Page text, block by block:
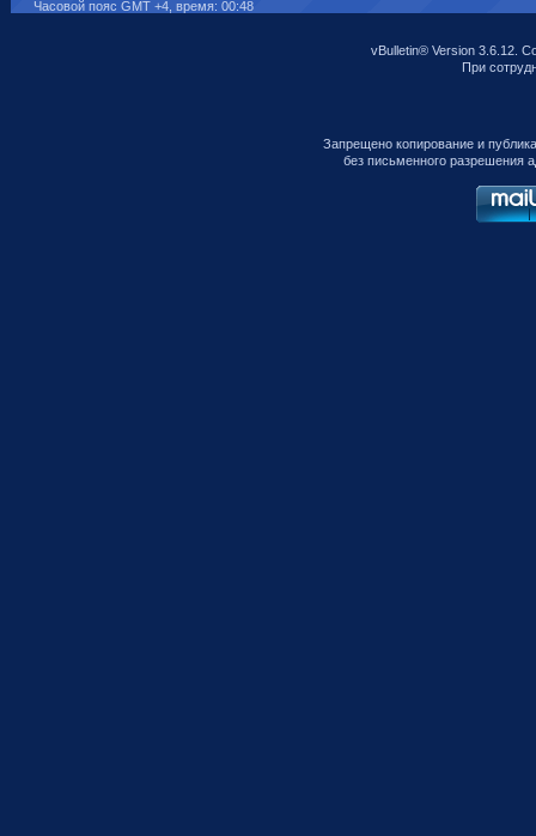
Часовой пояс GMT +4, время: 00:48
vBulletin® Version 3.6.12.
При
Запрещено копирование и
без письменного разрешения